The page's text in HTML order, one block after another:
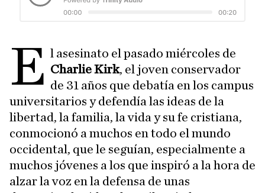
E l asesinato el pasado miércoles de
Charlie Kirk, el joven conservador
de 31 años que debatía en los campus
universitarios y defendía las ideas de la
libertad, la familia, la vida y su fe cristiana,
conmocionó a muchos en todo el mundo
occidental, que le seguían, especialmente a
muchos jóvenes a los que inspiró a la hora de
alzar la voz en la defensa de unas